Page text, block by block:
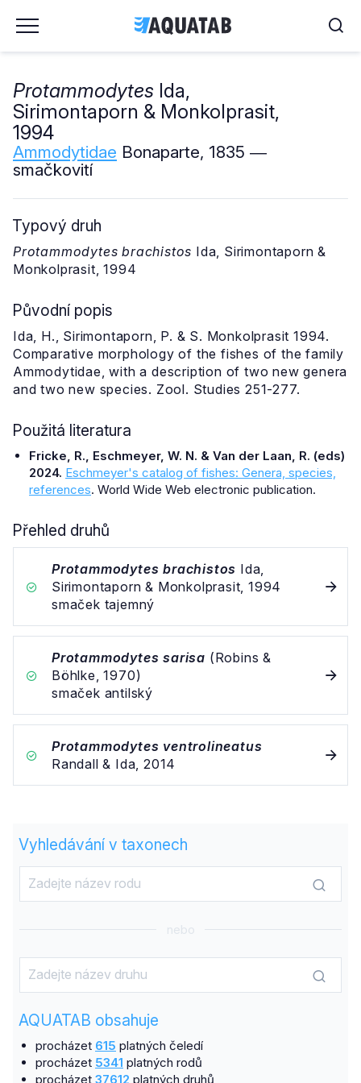
Protammodytes Ida,
Sirimontaporn & Monkolprasit,
1994
Ammodytidae Bonaparte, 1835 ―
smačkovití
Typový druh
Protammodytes brachistos Ida, Sirimontaporn &
Monkolprasit, 1994
Původní popis
Ida, H., Sirimontaporn, P. & S. Monkolprasit 1994.
Comparative morphology of the fishes of the family
Ammodytidae, with a description of two new genera
and two new species. Zool. Studies 251-277.
Použitá literatura
Fricke, R., Eschmeyer, W. N. & Van der Laan, R. (eds)
2024. Eschmeyer's catalog of fishes: Genera, species,
references. World Wide Web electronic publication.
Přehled druhů
Protammodytes brachistos Ida,
Sirimontaporn & Monkolprasit, 1994
smaček tajemný
Protammodytes sarisa (Robins &
Böhlke, 1970)
smaček antilský
Protammodytes ventrolineatus
Randall & Ida, 2014
Vyhledávání v taxonech
nebo
AQUATAB obsahuje
procházet 615 platných čeledí
procházet 5341 platných rodů
procházet 37612 platných druhů